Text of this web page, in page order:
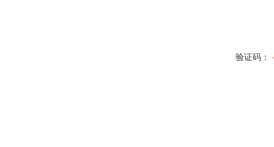
验证码：